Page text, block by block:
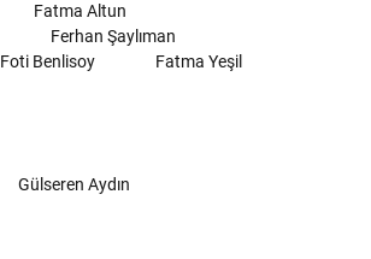
Fatma Altun
Ferhan Şaylıman
Foti Benlisoy Fatma Yeşil
Gülseren Aydın